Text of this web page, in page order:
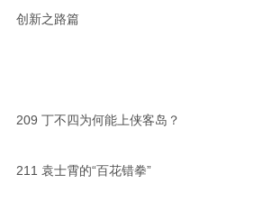
创新之路篇
209 丁不四为何能上侠客岛？
211 袁士霄的“百花错拳”